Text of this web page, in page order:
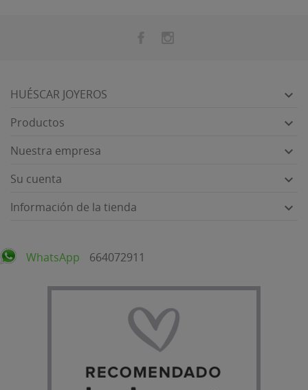
HUÉSCAR JOYEROS 
Productos 
Nuestra empresa 
Su cuenta 
Información de la tienda 
WhatsApp 664072911